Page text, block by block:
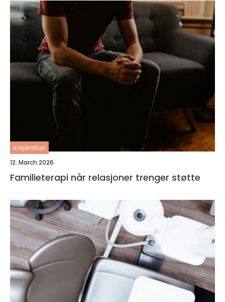
inspiration
12. March 2026
Familieterapi når relasjoner trenger støtte